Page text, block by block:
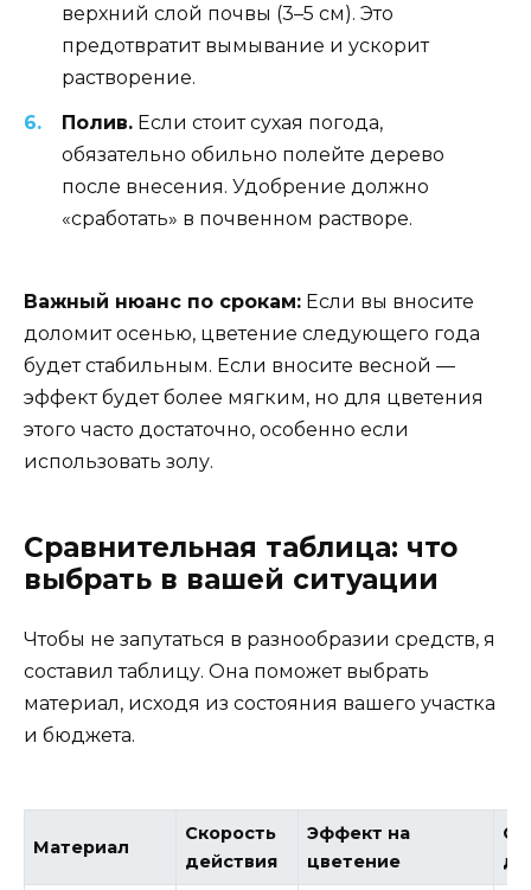
верхний слой почвы (3–5 см). Это
предотвратит вымывание и ускорит
растворение.
Полив. Если стоит сухая погода,
обязательно обильно полейте дерево
после внесения. Удобрение должно
«сработать» в почвенном растворе.
Важный нюанс по срокам: Если вы вносите
доломит осенью, цветение следующего года
будет стабильным. Если вносите весной —
эффект будет более мягким, но для цветения
этого часто достаточно, особенно если
использовать золу.
Сравнительная таблица: что
выбрать в вашей ситуации
Чтобы не запутаться в разнообразии средств, я
составил таблицу. Она поможет выбрать
материал, исходя из состояния вашего участка
и бюджета.
Материал
Скорость
действия
Эффект на
цветение